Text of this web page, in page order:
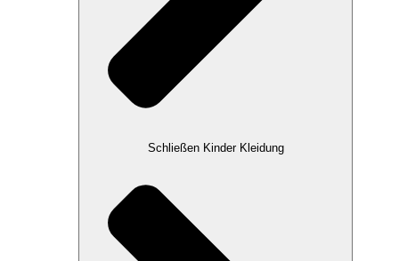
Schließen Kinder Kleidung